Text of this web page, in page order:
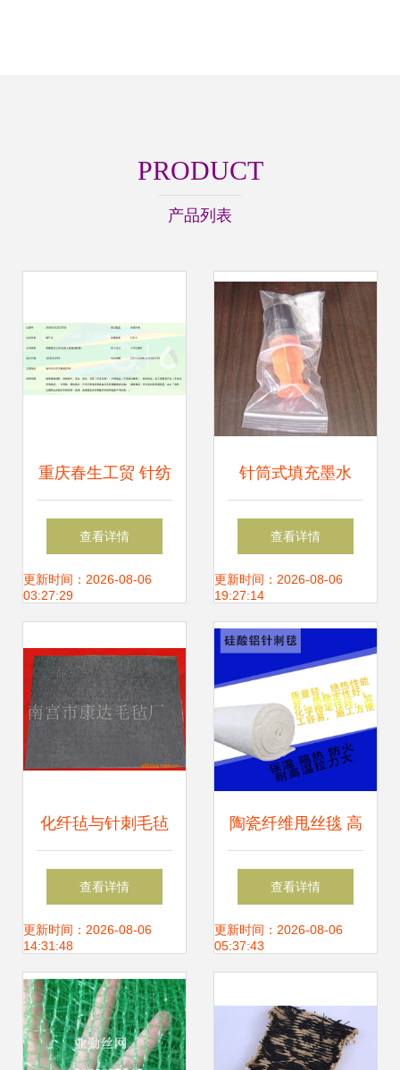
PRODUCT
产品列表
重庆春生工贸 针纺
织品及原料销售的
行业先锋
查看详情
更新时间：2026-08-06
03:27:29
针筒式填充墨水
20ml 连接打印机耗
材与纺织原料的桥
梁
查看详情
更新时间：2026-08-06
19:27:14
化纤毡与针刺毛毡
厂家直销，质优价
廉的针纺织品原料
之选
查看详情
更新时间：2026-08-06
14:31:48
陶瓷纤维甩丝毯 高
性能耐火保温材料
的创新应用
查看详情
更新时间：2026-08-06
05:37:43